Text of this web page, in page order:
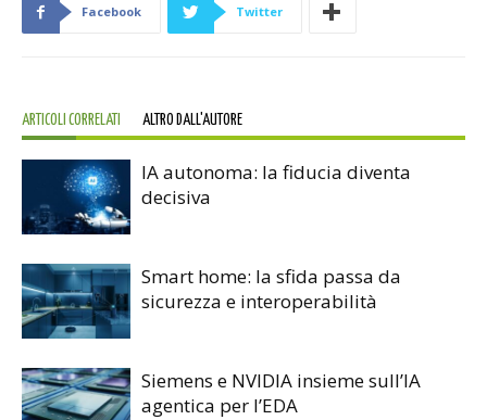
Facebook Twitter
ARTICOLI CORRELATI ALTRO DALL'AUTORE
IA autonoma: la fiducia diventa
decisiva
Smart home: la sfida passa da
sicurezza e interoperabilità
Siemens e NVIDIA insieme sull’IA
agentica per l’EDA